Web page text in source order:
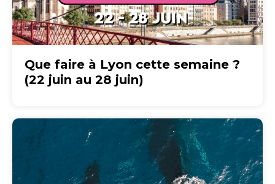
Que faire à Lyon cette semaine ?
(22 juin au 28 juin)